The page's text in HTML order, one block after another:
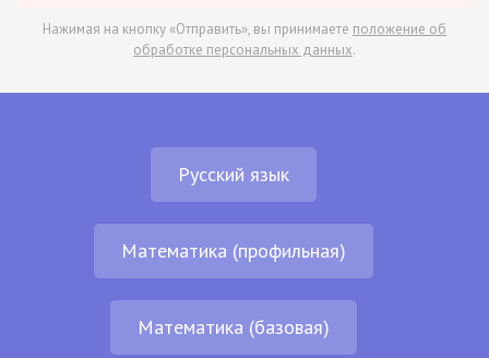
Нажимая на кнопку «Отправить», вы принимаете положение об
обработке персональных данных.
Русский язык
Математика (профильная)
Математика (базовая)